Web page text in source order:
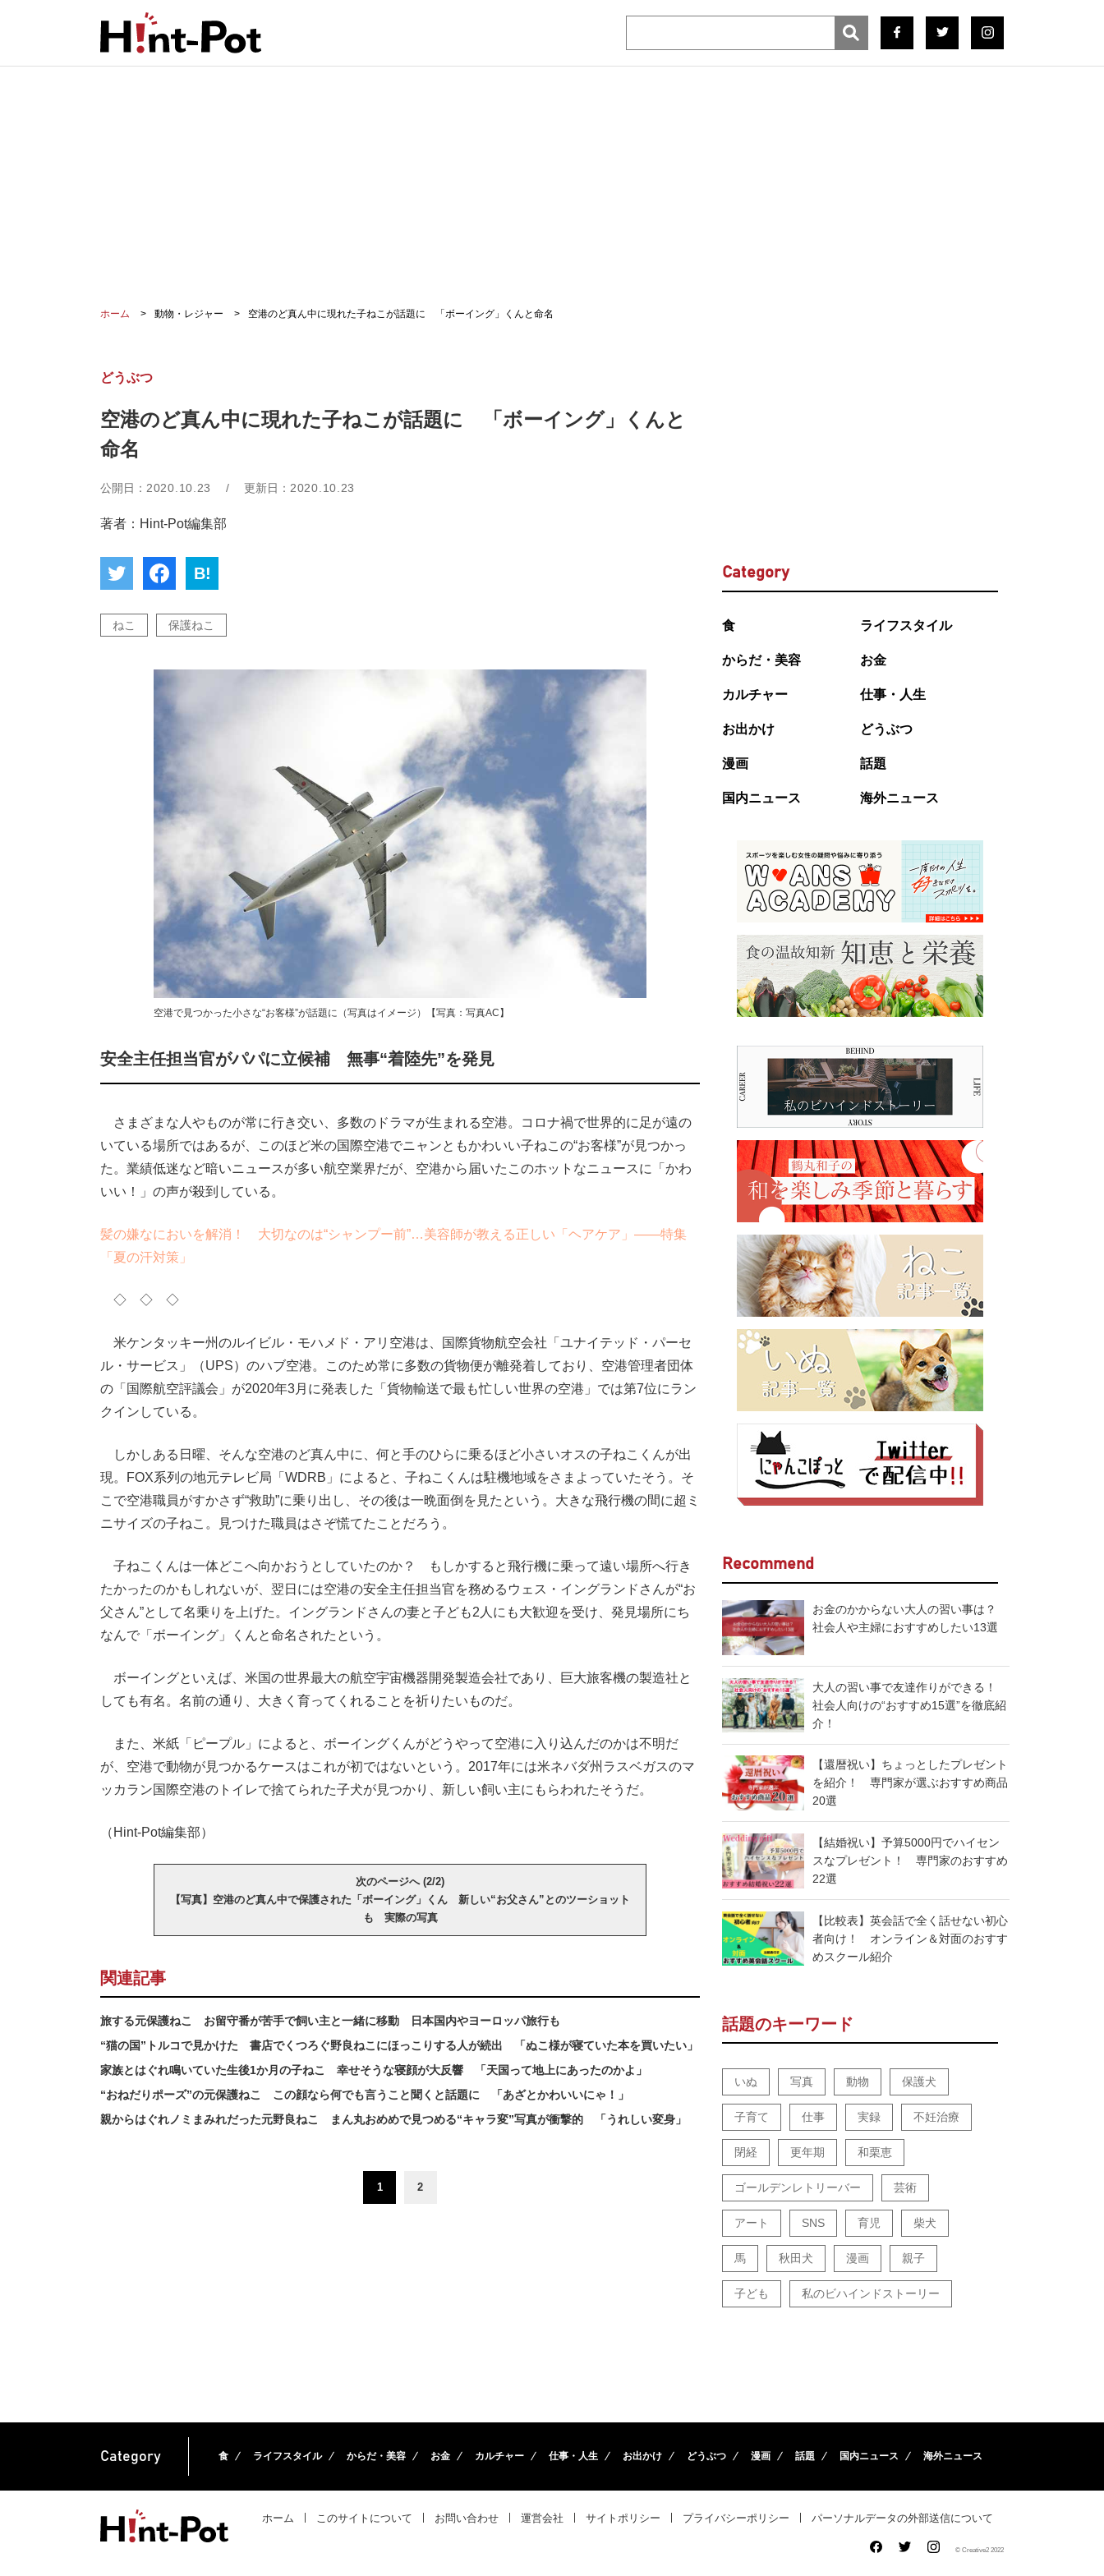
ホーム 動物・レジャー 空港のど真ん中に現れた子ねこが話題に 「ボーイング」くんと命名
どうぶつ
空港のど真ん中に現れた子ねこが話題に 「ボーイング」くんと
命名
公開日： 2020.10.23 / 更新日： 2020.10.23
著者：Hint-Pot編集部
B!
ねこ 保護ねこ
空港で見つかった小さな“お客様”が話題に（写真はイメージ）【写真：写真AC】
安全主任担当官がパパに立候補 無事“着陸先”を発見
さまざまな人やものが常に行き交い、多数のドラマが生まれる空港。コロナ禍で世界的に足が遠の
いている場所ではあるが、このほど米の国際空港でニャンともかわいい子ねこの“お客様”が見つかっ
た。業績低迷など暗いニュースが多い航空業界だが、空港から届いたこのホットなニュースに「かわ
いい！」の声が殺到している。
髪の嫌なにおいを解消！ 大切なのは“シャンプー前”…美容師が教える正しい「ヘアケア」――特集
「夏の汗対策」
◇ ◇ ◇
米ケンタッキー州のルイビル・モハメド・アリ空港は、国際貨物航空会社「ユナイテッド・パーセ
ル・サービス」（UPS）のハブ空港。このため常に多数の貨物便が離発着しており、空港管理者団体
の「国際航空評議会」が2020年3月に発表した「貨物輸送で最も忙しい世界の空港」では第7位にラン
クインしている。
しかしある日曜、そんな空港のど真ん中に、何と手のひらに乗るほど小さいオスの子ねこくんが出
現。FOX系列の地元テレビ局「WDRB」によると、子ねこくんは駐機地域をさまよっていたそう。そ
こで空港職員がすかさず“救助”に乗り出し、その後は一晩面倒を見たという。大きな飛行機の間に超ミ
ニサイズの子ねこ。見つけた職員はさぞ慌てたことだろう。
子ねこくんは一体どこへ向かおうとしていたのか？ もしかすると飛行機に乗って遠い場所へ行き
たかったのかもしれないが、翌日には空港の安全主任担当官を務めるウェス・イングランドさんが“お
父さん”として名乗りを上げた。イングランドさんの妻と子ども2人にも大歓迎を受け、発見場所にち
なんで「ボーイング」くんと命名されたという。
ボーイングといえば、米国の世界最大の航空宇宙機器開発製造会社であり、巨大旅客機の製造社と
しても有名。名前の通り、大きく育ってくれることを祈りたいものだ。
また、米紙「ピープル」によると、ボーイングくんがどうやって空港に入り込んだのかは不明だ
が、空港で動物が見つかるケースはこれが初ではないという。2017年には米ネバダ州ラスベガスのマ
ッカラン国際空港のトイレで捨てられた子犬が見つかり、新しい飼い主にもらわれたそうだ。
（Hint-Pot編集部）
次のページへ (2/2)
【写真】空港のど真ん中で保護された「ボーイング」くん 新しい“お父さん”とのツーショット
も 実際の写真
関連記事
旅する元保護ねこ お留守番が苦手で飼い主と一緒に移動 日本国内やヨーロッパ旅行も
“猫の国”トルコで見かけた 書店でくつろぐ野良ねこにほっこりする人が続出 「ぬこ様が寝ていた本を買いたい」
家族とはぐれ鳴いていた生後1か月の子ねこ 幸せそうな寝顔が大反響 「天国って地上にあったのかよ」
“おねだりポーズ”の元保護ねこ この顔なら何でも言うこと聞くと話題に 「あざとかわいいにゃ！」
親からはぐれノミまみれだった元野良ねこ まん丸おめめで見つめる“キャラ変”写真が衝撃的 「うれしい変身」
1 2
Category
食 ライフスタイル
からだ・美容 お金
カルチャー 仕事・人生
お出かけ どうぶつ
漫画 話題
国内ニュース 海外ニュース
Recommend
お金のかからない大人の習い事は？
社会人や主婦におすすめしたい13選
大人の習い事で友達作りができる！
社会人向けの“おすすめ15選”を徹底紹
介！
【還暦祝い】ちょっとしたプレゼント
を紹介！ 専門家が選ぶおすすめ商品
20選
【結婚祝い】予算5000円でハイセン
スなプレゼント！ 専門家のおすすめ
22選
【比較表】英会話で全く話せない初心
者向け！ オンライン＆対面のおすす
めスクール紹介
話題のキーワード
いぬ 写真 動物 保護犬
子育て 仕事 実録 不妊治療
閉経 更年期 和栗恵
ゴールデンレトリーバー 芸術
アート SNS 育児 柴犬
馬 秋田犬 漫画 親子
子ども 私のビハインドストーリー
Category 食 ライフスタイル からだ・美容 お金 カルチャー 仕事・人生 お出かけ どうぶつ 漫画 話題 国内ニュース 海外ニュース
ホーム このサイトについて お問い合わせ 運営会社 サイトポリシー プライバシーポリシー パーソナルデータの外部送信について
© Creative2 2022